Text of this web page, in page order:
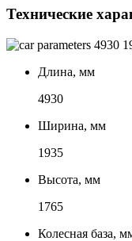
Технические
4930
Длина, мм
4930
Ширина, мм
1935
Высота, мм
1765
Колесная база,